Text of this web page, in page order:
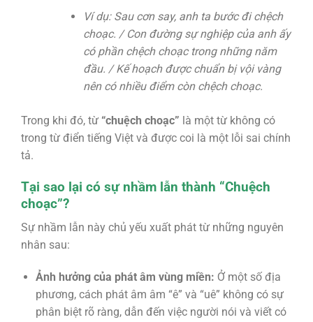
Ví dụ: Sau cơn say, anh ta bước đichệch
choạc. / Con đường sự nghiệp của anh ấy
có phần chệch choạctrong những năm
đầu. / Kế hoạch được chuẩn bị vội vàng
nên có nhiều điểm còn chệch choạc.
Trong khi đó, từ “chuệch choạc” là một từ không có
trong từ điển tiếng Việt và được coi là một lỗi sai chính
tả.
Tại sao lại có sự nhầm lẫn thành “Chuệch
choạc”?
Sự nhầm lẫn này chủ yếu xuất phát từ những nguyên
nhân sau:
Ảnh hưởng của phát âm vùng miền: Ở một số địa
phương, cách phát âm âm “ê” và “uê” không có sự
phân biệt rõ ràng, dẫn đến việc người nói và viết có